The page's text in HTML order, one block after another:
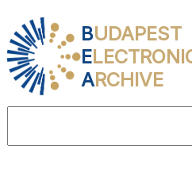
BUDAPEST
E
ARCHIVE